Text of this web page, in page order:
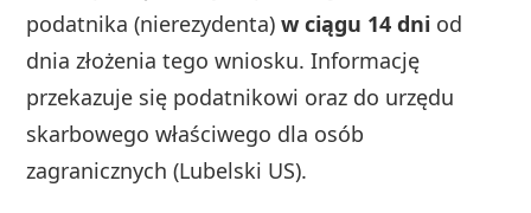
podatnika (nierezydenta)w ciągu 14 dni od
dnia złożenia tego wniosku. Informację
przekazuje się podatnikowi oraz do urzędu
skarbowego właściwego dla osób
zagranicznych (Lubelski US).